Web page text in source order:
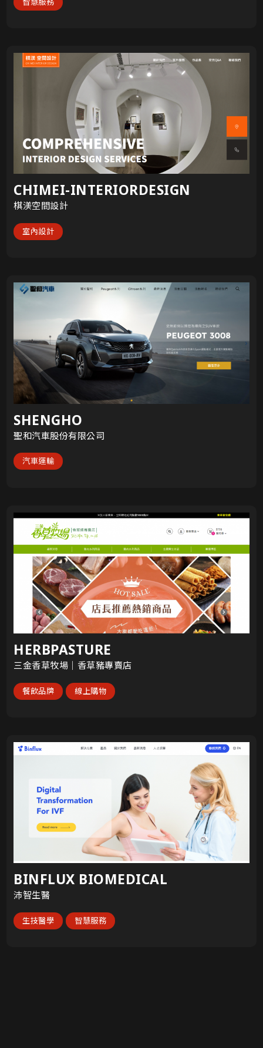
CHIMEI-INTERIORDESIGN
棋渼空間設計
室內設計
SHENGHO
聖和汽車股份有限公司
汽車運輸
HERBPASTURE
三金香草牧場｜香草豬專賣店
餐飲品牌 線上購物
BINFLUX BIOMEDICAL
沛智生醫
生技醫學 智慧服務